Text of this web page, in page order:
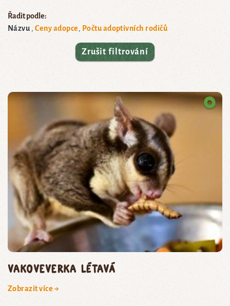
Řadit podle:
Názvu
Ceny adopce Počtu adoptivních rodičů
Zrušit filtrování
vakoveverka létavá
Zobrazit více →